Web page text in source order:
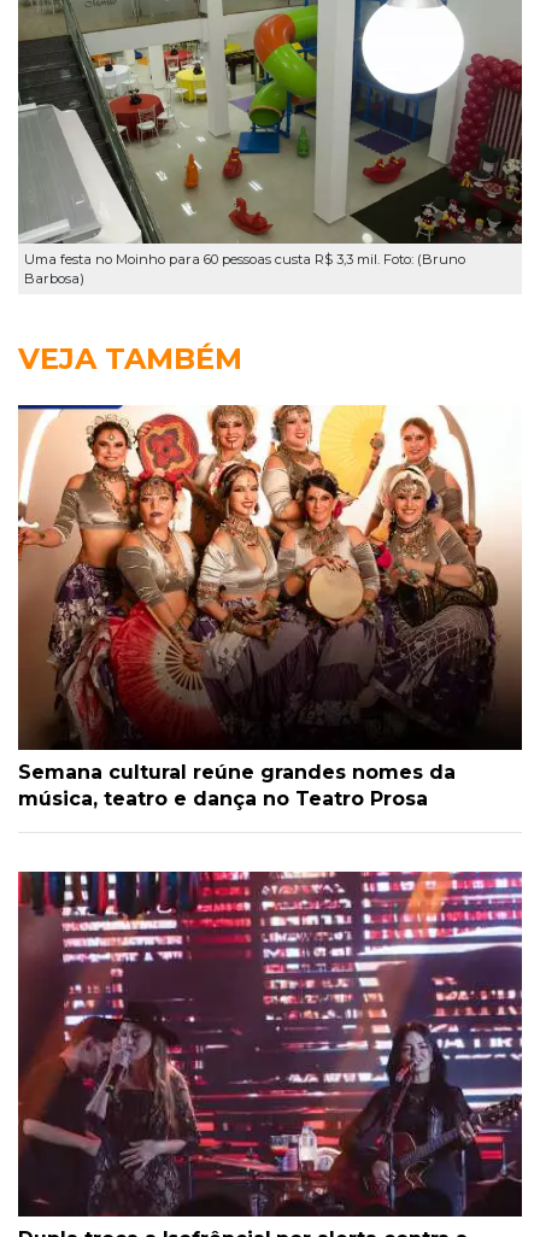
Uma festa no Moinho para 60 pessoas custa R$ 3,3 mil. Foto: (Bruno
Barbosa)
VEJA TAMBÉM
Semana cultural reúne grandes nomes da
música, teatro e dança no Teatro Prosa